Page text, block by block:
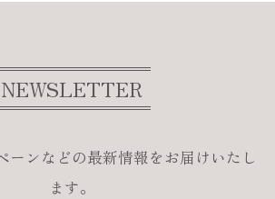
NEWSLETTER
ーンなどの最新情報をお届けいたし
ます。